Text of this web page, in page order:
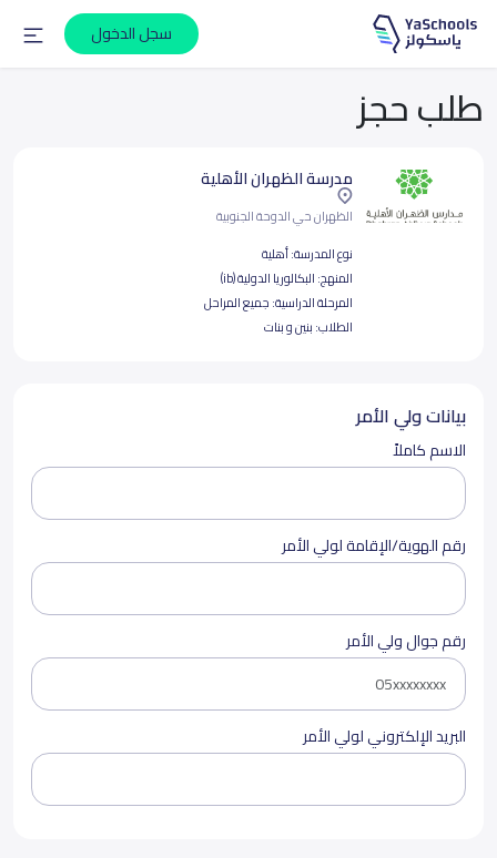
سجل الدخول
طلب حجز
مدرسة الظهران الأهلية
الظهران حي الدوحة الجنوبية
نوع المدرسة:أهلية
المنهج: البكالوريا الدولية (ib)
المرحلة الدراسية: جميع المراحل
الطلاب: بنين و بنات
بيانات ولي الأمر
الاسم كاملاً
رقم الهوية/الإقامة لولي الأمر
رقم جوال ولي الأمر
البريد الإلكتروني لولي الأمر